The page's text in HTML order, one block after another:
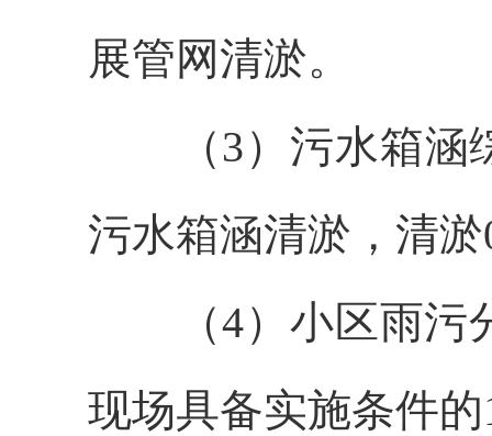
展管网清淤。
（3）污水箱涵
污水箱涵清淤，清淤
（4）小区雨污
现场具备实施条件的